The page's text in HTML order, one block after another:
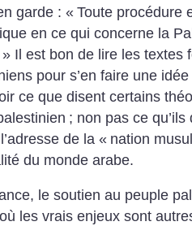
garde : « Toute procédure
en ce qui concerne la
» Il est bon de lire les textes
pour s’en faire une idée
ce que disent certains
; non pas ce qu’ils
de la « nation
du monde arabe.
le soutien au peuple
les vrais enjeux sont